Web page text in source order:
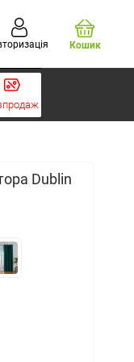
Кошик
Dublin